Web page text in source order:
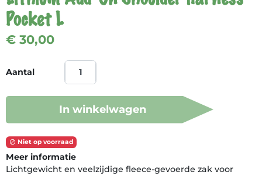
Pocket L
€ 30,00
Aantal
In winkelwagen
 Niet op voorraad
Meer informatie
Lichtgewicht en veelzijdige fleece-gevoerde zak voor